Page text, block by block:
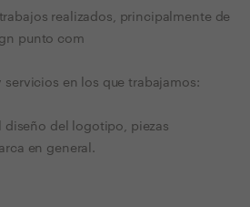
realizados, principalmente de
punto com
servicios en los que trabajamos:
diseño del logotipo, piezas
en general.